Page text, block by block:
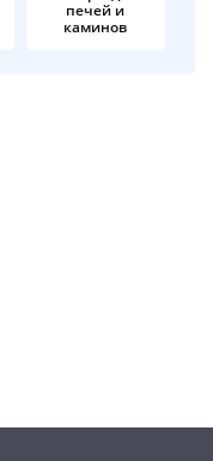
печей и
каминов